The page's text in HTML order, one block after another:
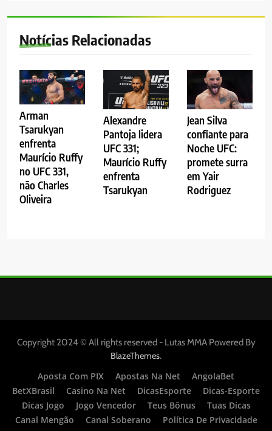
Notícias Relacionadas
Arman
Tsarukyan
enfrenta
Maurício Ruffy
no UFC 331,
não Charles
Oliveira
Alexandre
Pantoja lidera
UFC 331;
Maurício Ruffy
enfrenta
Tsarukyan
Jean Silva
confiante para
Noche UFC:
promete surra
em Yair
Rodriguez
Copyright 2024 © All rights reserved - Lutas MMA Powered By
BlazeThemes.
Aposta Com PIX
Apostas Na Net
AngolaBet
BetXBrasil
Casino Na Net DicasEsporte
Dicas-Esporte
Dicas Jogo
Jogo Vencedor Teus Bônus
Tuas Dicas
Canal Mengão
Canal Soberano
Política De Privacidade